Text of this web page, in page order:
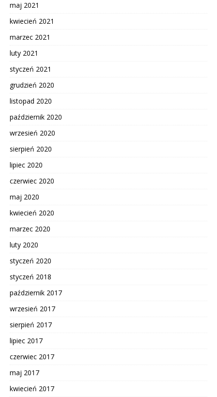
maj 2021
kwiecień 2021
marzec 2021
luty 2021
styczeń 2021
grudzień 2020
listopad 2020
październik 2020
wrzesień 2020
sierpień 2020
lipiec 2020
czerwiec 2020
maj 2020
kwiecień 2020
marzec 2020
luty 2020
styczeń 2020
styczeń 2018
październik 2017
wrzesień 2017
sierpień 2017
lipiec 2017
czerwiec 2017
maj 2017
kwiecień 2017